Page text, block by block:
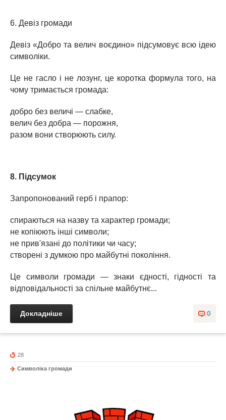
6. Девіз громади
Девіз «Добро та велич воєдино» підсумовує всю ідею
символіки.
Це не гасло і не лозунг, це коротка формула того, на
чому тримається громада:
добро без величі — слабке,
велич без добра — порожня,
разом вони створюють силу.
8. Підсумок
Запропонований герб і прапор:
спираються на назву та характер громади;
не копіюють інші символи;
не прив'язані до політики чи часу;
створені з думкою про майбутні покоління.
Це символи громади — знаки єдності, гідності та
відповідальності за спільне майбутнє...
0
Докладніше
28
Символіка громади